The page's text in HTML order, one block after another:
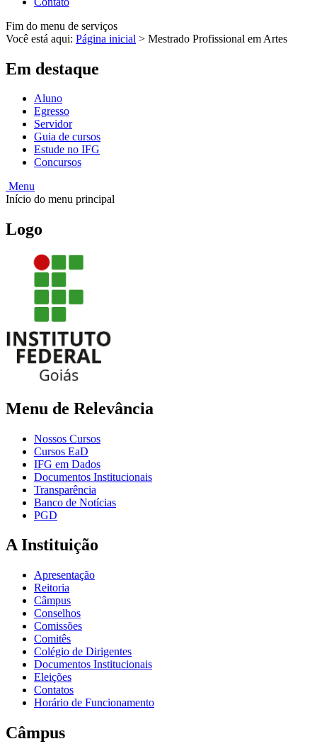
Fim do menu de serviços
Você está aqui: Página inicial > Mestrado Profissional em Artes
Em destaque
Aluno
Egresso
Servidor
Guia de cursos
Estude no IFG
Concursos
Menu
Início do menu principal
Logo
Menu de Relevância
Nossos Cursos
Cursos EaD
IFG em Dados
Documentos Institucionais
Transparência
Banco de Notícias
PGD
A Instituição
Apresentação
Reitoria
Câmpus
Conselhos
Comissões
Comitês
Colégio de Dirigentes
Documentos Institucionais
Eleições
Contatos
Horário de Funcionamento
Câmpus